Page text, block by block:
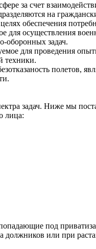
за счет
на
обеспечения
для осуществления
оборонных задач.
для проведения
техники.
полетов,
задач. Ниже мы
лица:
под
или при